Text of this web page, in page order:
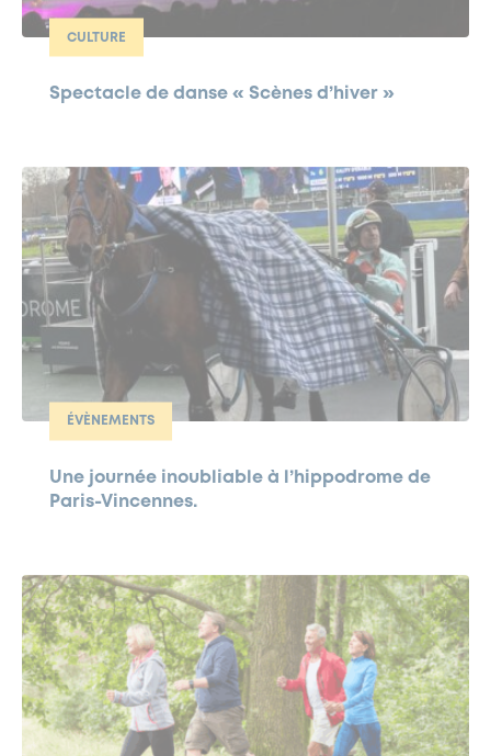
CULTURE
Spectacle de danse « Scènes d’hiver »
ÉVÈNEMENTS
Une journée inoubliable à l’hippodrome de
Paris-Vincennes.